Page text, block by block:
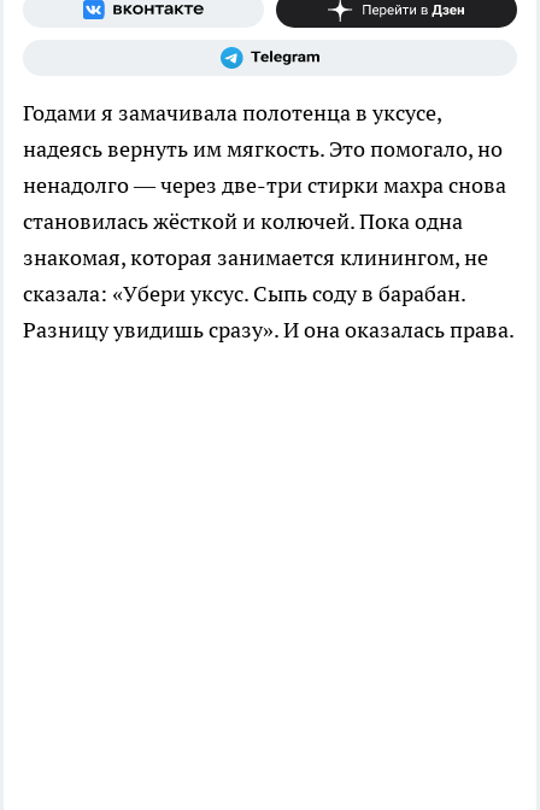
Годами я замачивала полотенца в уксусе,
надеясь вернуть им мягкость. Это помогало, но
ненадолго — через две-три стирки махра снова
становилась жёсткой и колючей. Пока одна
знакомая, которая занимается клинингом, не
сказала: «Убери уксус. Сыпь соду в барабан.
Разницу увидишь сразу». И она оказалась права.